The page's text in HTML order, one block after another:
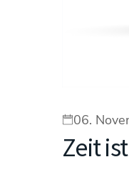
06.
Zeit